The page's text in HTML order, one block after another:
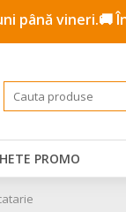
până vineri.🚚
PROMO